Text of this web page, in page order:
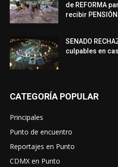
de REFORMA
recibir
SENADO
culpables en
CATEGORÍA POPULAR
Principales
Punto de encuentro
Reportajes en Punto
CDMX en Punto